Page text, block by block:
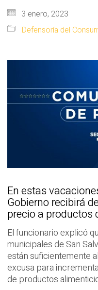
3 enero, 2023
Defensoría del
En estas
Gobierno recibirá
precio a productos
El funcionario explicó
municipales de San
están suficientemente
excusa para
de productos